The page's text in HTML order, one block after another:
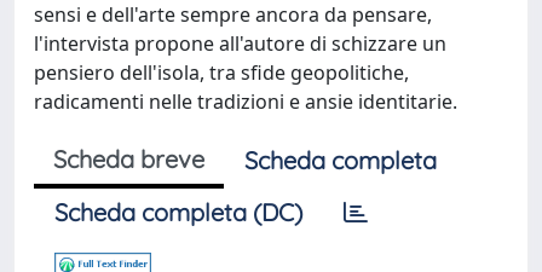
sensi e dell'arte sempre ancora da pensare,
l'intervista propone all'autore di schizzare un
pensiero dell'isola, tra sfide geopolitiche,
radicamenti nelle tradizioni e ansie identitarie.
Scheda breve
Scheda completa
Scheda completa (DC)